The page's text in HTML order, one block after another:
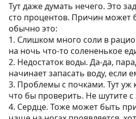
Тут даже думать нечего. Это
сто процентов. Причин может
обычно это:
1. Слишком много соли в
на ночь что-то солененькое
2. Недостаток воды. Да-да,
начинает запасать воду, если
3. Проблемы с почками. Тут уж
что бы проверить. Не шутите с
4. Сердце. Тоже может быть